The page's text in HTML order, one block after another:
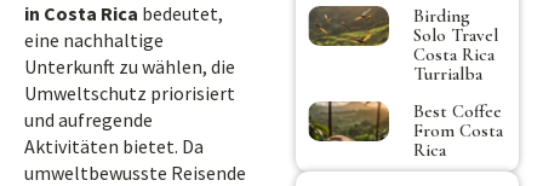
in Costa Rica bedeutet,
eine nachhaltige
Unterkunft zu wählen, die
Umweltschutz priorisiert
und aufregende
Aktivitäten bietet. Da
umweltbewusste Reisende
Birding
Solo Travel
Costa Rica
Turrialba
Best Coffee
From Costa
Rica